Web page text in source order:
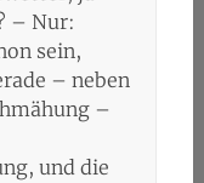
– Nur:
sein,
– neben
–
und die